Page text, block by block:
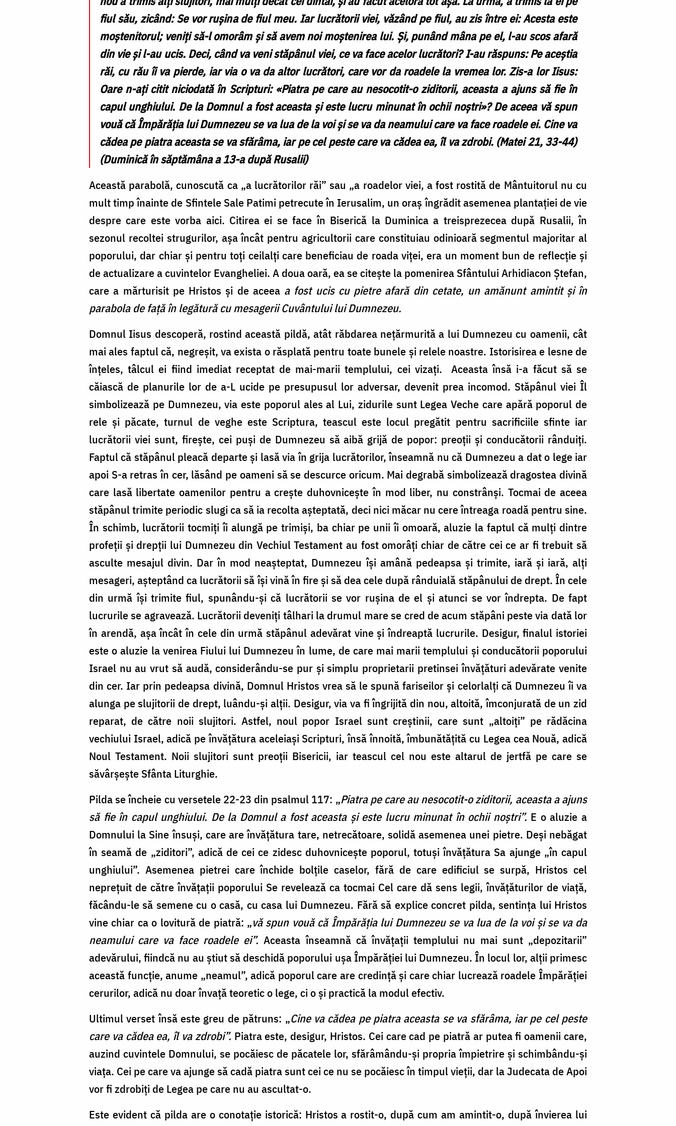
fiul său, zicând: Se vor ruşina de fiul meu. Iar lucrătorii viei, văzând pe fiul, au zis între ei: Acesta este
moştenitorul; veniţi să-l omorâm şi să avem noi moştenirea lui. Şi, punând mâna pe el, l-au scos afară
din vie şi l-au ucis. Deci, când va veni stăpânul viei, ce va face acelor lucrători? I-au răspuns: Pe aceștia
răi, cu rău îi va pierde, iar via o va da altor lucrători, care vor da roadele la vremea lor. Zis-a lor Iisus:
Oare n-aţi citit niciodată în Scripturi: «Piatra pe care au nesocotit-o ziditorii, aceasta a ajuns să fie în
capul unghiului. De la Domnul a fost aceasta şi este lucru minunat în ochii noştri»? De aceea vă spun
vouă că Împărăţia lui Dumnezeu se va lua de la voi şi se va da neamului care va face roadele ei. Cine va
cădea pe piatra aceasta se va sfărâma, iar pe cel peste care va cădea ea, îl va zdrobi. (Matei 21, 33-44)
(Duminică în săptămâna a 13-a după Rusalii)
Această parabolă, cunoscută ca „a lucrătorilor răi” sau „a roadelor viei, a fost rostită de Mântuitorul nu cu
mult timp înainte de Sfintele Sale Patimi petrecute în Ierusalim, un oraș îngrădit asemenea plantației de vie
despre care este vorba aici. Citirea ei se face în Biserică la Duminica a treisprezecea după Rusalii, în
sezonul recoltei strugurilor, așa încât pentru agricultorii care constituiau odinioară segmentul majoritar al
poporului, dar chiar și pentru toți ceilalți care beneficiau de roada viței, era un moment bun de reflecție și
de actualizare a cuvintelor Evangheliei. A doua oară, ea se citește la pomenirea Sfântului Arhidiacon Ștefan,
care a mărturisit pe Hristos și de aceea a fost ucis cu pietre afară din cetate, un amănunt amintit și în
parabola de față în legătură cu mesagerii Cuvântului lui Dumnezeu.
Domnul Iisus descoperă, rostind această pildă, atât răbdarea nețărmurită a lui Dumnezeu cu oamenii, cât
mai ales faptul că, negreșit, va exista o răsplată pentru toate bunele și relele noastre. Istorisirea e lesne de
înțeles, tâlcul ei fiind imediat receptat de mai-marii templului, cei vizați. Aceasta însă i-a făcut să se
căiască de planurile lor de a-L ucide pe presupusul lor adversar, devenit prea incomod. Stăpânul viei Îl
simbolizează pe Dumnezeu, via este poporul ales al Lui, zidurile sunt Legea Veche care apără poporul de
rele și păcate, turnul de veghe este Scriptura, teascul este locul pregătit pentru sacrificiile sfinte iar
lucrătorii viei sunt, firește, cei puși de Dumnezeu să aibă grijă de popor: preoții și conducătorii rânduiți.
Faptul că stăpânul pleacă departe și lasă via în grija lucrătorilor, înseamnă nu că Dumnezeu a dat o lege iar
apoi S-a retras în cer, lăsând pe oameni să se descurce oricum. Mai degrabă simbolizează dragostea divină
care lasă libertate oamenilor pentru a crește duhovnicește în mod liber, nu constrânși. Tocmai de aceea
stăpânul trimite periodic slugi ca să ia recolta așteptată, deci nici măcar nu cere întreaga roadă pentru sine.
În schimb, lucrătorii tocmiți îi alungă pe trimiși, ba chiar pe unii îi omoară, aluzie la faptul că mulți dintre
profeții și drepții lui Dumnezeu din Vechiul Testament au fost omorâți chiar de către cei ce ar fi trebuit să
asculte mesajul divin. Dar în mod neașteptat, Dumnezeu își amână pedeapsa și trimite, iară și iară, alți
mesageri, așteptând ca lucrătorii să își vină în fire și să dea cele după rânduială stăpânului de drept. În cele
din urmă își trimite fiul, spunându-și că lucrătorii se vor rușina de el și atunci se vor îndrepta. De fapt
lucrurile se agravează. Lucrătorii deveniți tâlhari la drumul mare se cred de acum stăpâni peste via dată lor
în arendă, așa încât în cele din urmă stăpânul adevărat vine și îndreaptă lucrurile. Desigur, finalul istoriei
este o aluzie la venirea Fiului lui Dumnezeu în lume, de care mai marii templului și conducătorii poporului
Israel nu au vrut să audă, considerându-se pur și simplu proprietarii pretinsei învățături adevărate venite
din cer. Iar prin pedeapsa divină, Domnul Hristos vrea să le spună fariseilor și celorlalți că Dumnezeu îi va
alunga pe slujitorii de drept, luându-și alții. Desigur, via va fi îngrijită din nou, altoită, îmconjurată de un zid
reparat, de către noii slujitori. Astfel, noul popor Israel sunt creștinii, care sunt „altoiți” pe rădăcina
vechiului Israel, adică pe învățătura aceleiași Scripturi, însă înnoită, îmbunătățită cu Legea cea Nouă, adică
Noul Testament. Noii slujitori sunt preoții Bisericii, iar teascul cel nou este altarul de jertfă pe care se
săvârșește Sfânta Liturghie.
Pilda se încheie cu versetele 22-23 din psalmul 117: „Piatra pe care au nesocotit-o ziditorii, aceasta a ajuns
să fie în capul unghiului. De la Domnul a fost aceasta şi este lucru minunat în ochii noştri”. E o aluzie a
Domnului la Sine însuși, care are învățătura tare, netrecătoare, solidă asemenea unei pietre. Deși nebăgat
în seamă de „ziditori”, adică de cei ce zidesc duhovnicește poporul, totuși învățătura Sa ajunge „în capul
unghiului”. Asemenea pietrei care închide bolțile caselor, fără de care edificiul se surpă, Hristos cel
neprețuit de către învățații poporului Se revelează ca tocmai Cel care dă sens legii, învățăturilor de viață,
făcându-le să semene cu o casă, cu casa lui Dumnezeu. Fără să explice concret pilda, sentința lui Hristos
vine chiar ca o lovitură de piatră: „vă spun vouă că Împărăţia lui Dumnezeu se va lua de la voi şi se va da
neamului care va face roadele ei”. Aceasta înseamnă că învățații templului nu mai sunt „depozitarii”
adevărului, fiindcă nu au știut să deschidă poporului ușa Împărăției lui Dumnezeu. În locul lor, alții primesc
această funcție, anume „neamul”, adică poporul care are credință și care chiar lucrează roadele Împărăției
cerurilor, adică nu doar învață teoretic o lege, ci o și practică la modul efectiv.
Ultimul verset însă este greu de pătruns: „Cine va cădea pe piatra aceasta se va sfărâma, iar pe cel peste
care va cădea ea, îl va zdrobi”. Piatra este, desigur, Hristos. Cei care cad pe piatră ar putea fi oamenii care,
auzind cuvintele Domnului, se pocăiesc de păcatele lor, sfărâmându-și propria împietrire și schimbându-și
viața. Cei pe care va ajunge să cadă piatra sunt cei ce nu se pocăiesc în timpul vieții, dar la Judecata de Apoi
vor fi zdrobiți de Legea pe care nu au ascultat-o.
Este evident că pilda are o conotație istorică: Hristos a rostit-o, după cum am amintit-o, după învierea lui